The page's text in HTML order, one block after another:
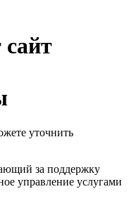
уточнить
за поддержку
управление услугами